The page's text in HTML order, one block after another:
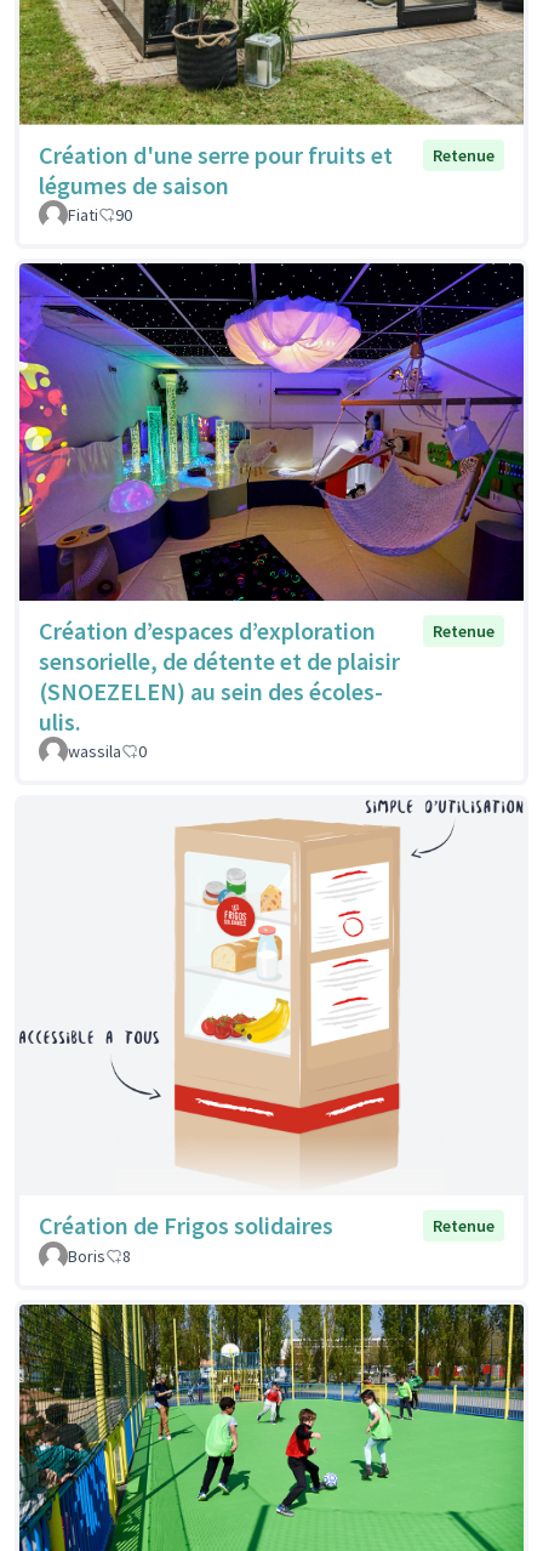
Création d'une serre pour fruits et
légumes de saison
Retenue
Fiati 90
Création d’espaces d’exploration
sensorielle, de détente et de plaisir
(SNOEZELEN) au sein des écoles-
ulis.
Retenue
wassila 0
Création de Frigos solidaires
Retenue
Boris
8